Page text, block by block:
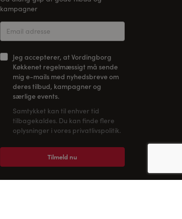
kampagner
Jeg accepterer, at Vordingborg
Køkkenet regelmæssigt må sende
mig e-mails med nyhedsbreve om
deres tilbud, kampagner og
særlige events.
Samtykket kan til enhver tid
tilbagekaldes. Du kan finde flere
oplysninger i vores privatlivspolitik.
Tilmeld nu